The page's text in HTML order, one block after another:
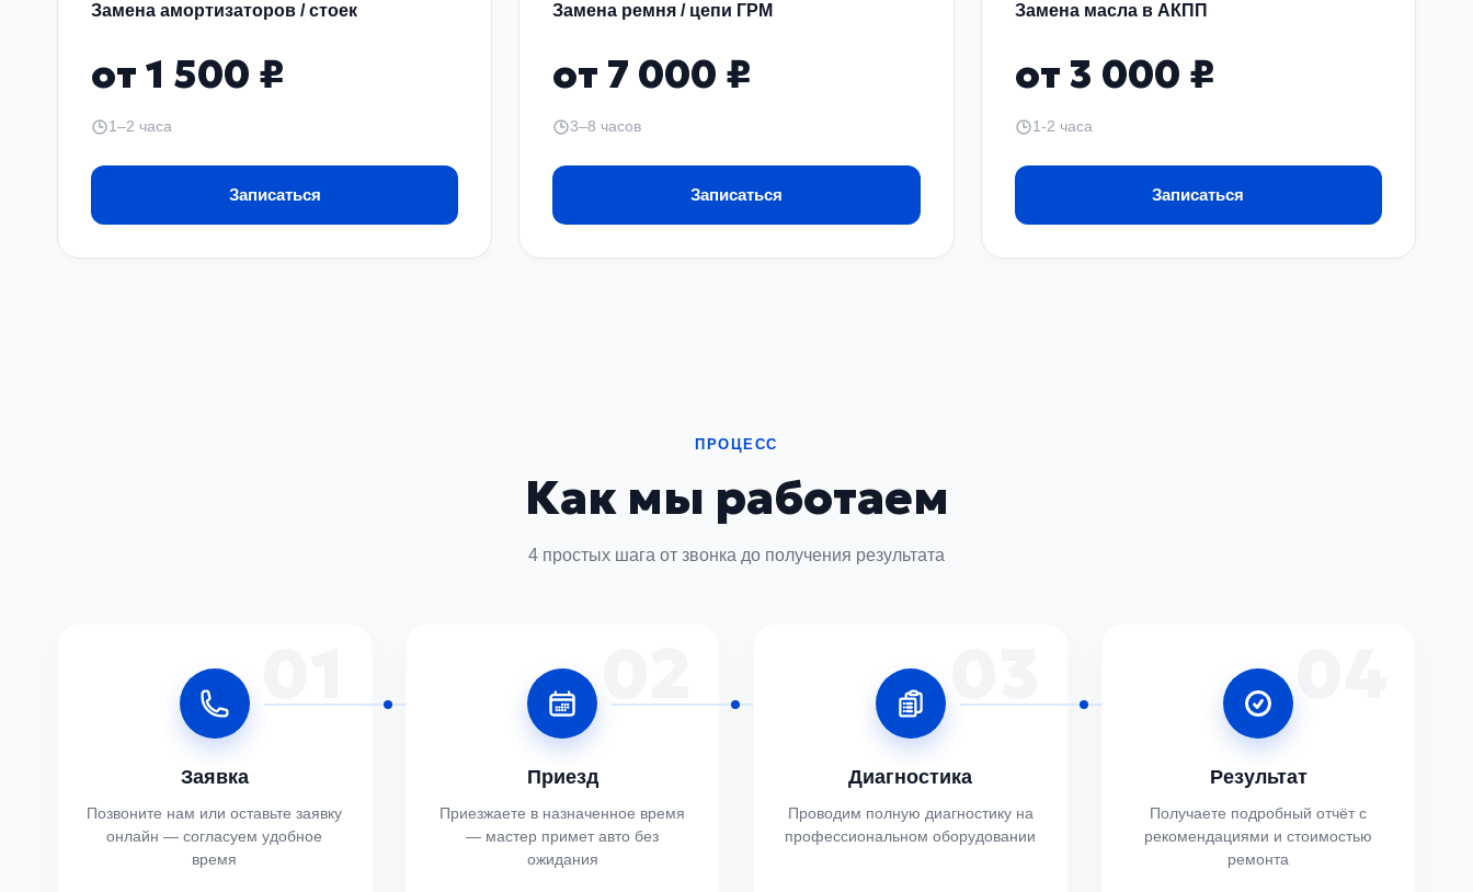
Замена амортизаторов / стоек
от 1 500 ₽
1–2 часа
Записаться
Замена ремня / цепи ГРМ
от 7 000 ₽
3–8 часов
Записаться
Замена масла в АКПП
от 3 000 ₽
1-2 часа
Записаться
ПРОЦЕСС
Как мы работаем
4 простых шага от звонка до получения результата
Заявка
Позвоните нам или оставьте заявку
онлайн — согласуем удобное
время
Приезд
Приезжаете в назначенное время
— мастер примет авто без
ожидания
Диагностика
Проводим полную диагностику на
профессиональном оборудовании
Результат
Получаете подробный отчёт с
рекомендациями и стоимостью
ремонта